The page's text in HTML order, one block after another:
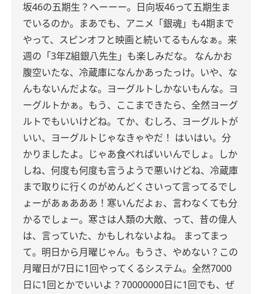
坂46の五期生？へーーー。日向坂46って五期生ま
でいるのか。まあでも、アニメ「銀魂」も4期まで
やって、スピンオフと映画と続いてるもんなぁ。来
週の「3年Z組銀八先生」も楽しみだな。
なんかお
腹空いたな、冷蔵庫になんかあったっけ。いや、な
んもないんだよな。ヨーグルトしかないもんな。ヨ
ーグルトかぁ。もう、ここまできたら、全然ヨーグ
ルトでもいいけどね。てか、むしろ、ヨーグルトが
いい、ヨーグルトじゃなきゃやだ！ はいはい。分
かりましたよ。じゃあ食べればいいんでしょ。しか
しね、何度も何度も言うようで悪いけどね、冷蔵庫
まで取りに行くのがめんどくさいって言ってるでし
ょーがあぁあああ！寒いんだよぉ、言わなくても分
かるでしょー。寒さは人類の大敵、って、昔の偉人
は、言っていた、かもしれないよね。
まってまっ
て。明日から月曜じゃん。もうさ、やめない？この
月曜日が7日に1回やってくるシステム。全然7000
日に1回とかでいいよ？70000000日に1回でも、ぜ